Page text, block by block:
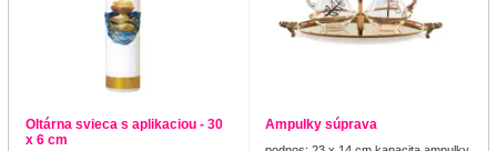
Oltárna svieca s aplikaciou - 30
x 6 cm
Ampulky súprava